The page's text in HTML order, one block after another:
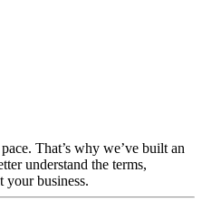
That’s why we’ve built an
understand the terms,
your business.